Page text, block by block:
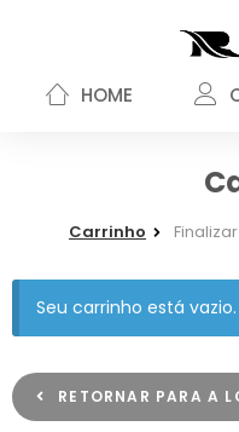
HOME
Carrinho
Seu carrinho está vazio.
RETORNAR PARA A